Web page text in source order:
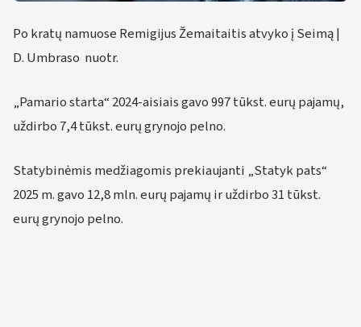
Po kratų namuose Remigijus Žemaitaitis atvyko į Seimą |
D. Umbraso nuotr.
„Pamario starta“ 2024-aisiais gavo 997 tūkst. eurų pajamų,
uždirbo 7,4 tūkst. eurų grynojo pelno.
Statybinėmis medžiagomis prekiaujanti „Statyk pats“
2025 m. gavo 12,8 mln. eurų pajamų ir uždirbo 31 tūkst.
eurų grynojo pelno.